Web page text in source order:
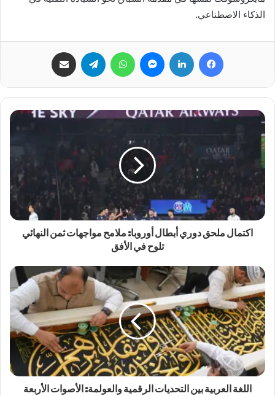
الذكاء الاصطناعي.
فيسبوك لينكدإن ماسنجر واتساب تيلقرام
اكتمال ملحق دوري أبطال أوروبا: ملامح مواجهات ثمن النهائي
تلوح في الأفق
اللغة العربية بين التحديات الرقمية والعولمة: الأصوات الأربعة